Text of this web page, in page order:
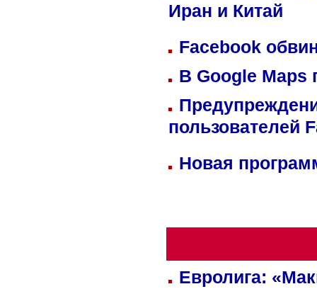
Иран и Китай
Facebook
В Google Maps
пользователей
Новая
Евролига: